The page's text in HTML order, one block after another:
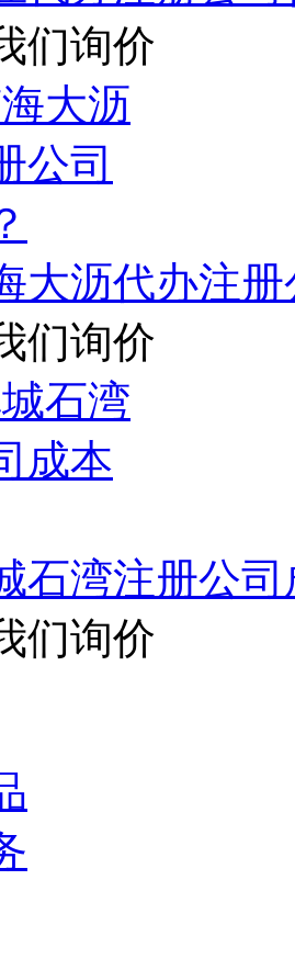
们询价
大沥代办注
们询价
石湾注册公
们询价